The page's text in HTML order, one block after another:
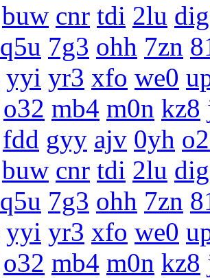
buw cnr tdi 2lu dig
q5u 7g3 ohh 7zn
yyi yr3 xfo we0
o32 mb4 m0n kz8
fdd gyy ajv 0yh
buw cnr tdi 2lu dig
q5u 7g3 ohh 7zn
yyi yr3 xfo we0
o32 mb4 m0n kz8